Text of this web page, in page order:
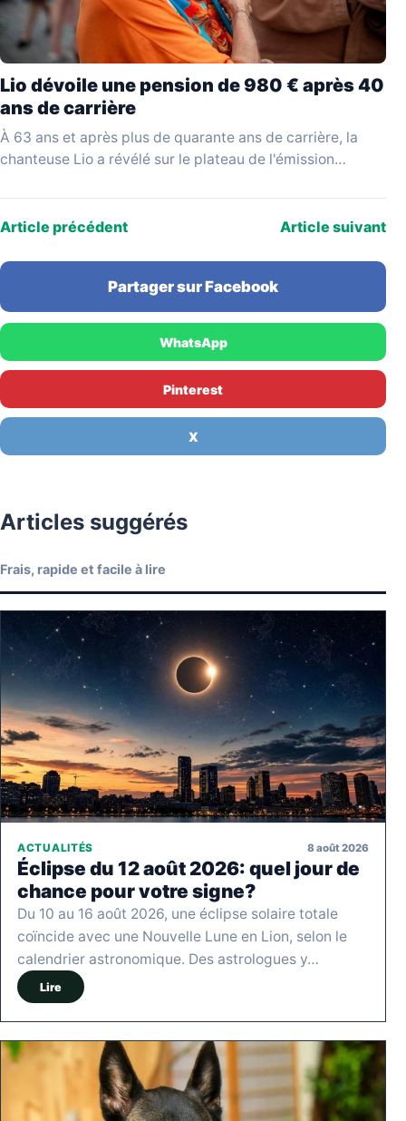
Lio dévoile une pension de 980 € après 40
ans de carrière
À 63 ans et après plus de quarante ans de carrière, la
chanteuse Lio a révélé sur le plateau de l'émission
Article précédent Article suivant
Partager sur Facebook
WhatsApp
Pinterest
X
Articles suggérés
Frais, rapide et facile à lire
ACTUALITÉS 8 août 2026
Éclipse du 12 août 2026: quel jour de
chance pour votre signe?
Du 10 au 16 août 2026, une éclipse solaire totale
coïncide avec une Nouvelle Lune en Lion, selon le
calendrier astronomique. Des astrologues y…
Lire